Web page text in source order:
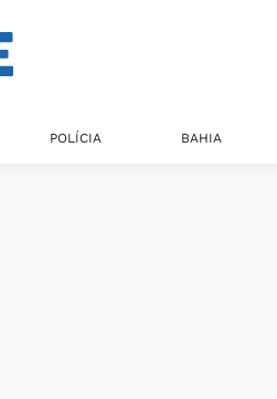
POLÍCIA BAHIA